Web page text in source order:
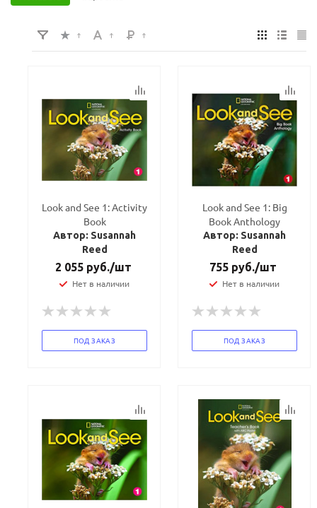
Look and See 1: Activity
Book
Автор: Susannah
Reed
2 055руб./шт
Нет в наличии
ПОД ЗАКАЗ
Look and See 1: Big
Book Anthology
Автор: Susannah
Reed
755 руб./шт
Нет в наличии
ПОД ЗАКАЗ